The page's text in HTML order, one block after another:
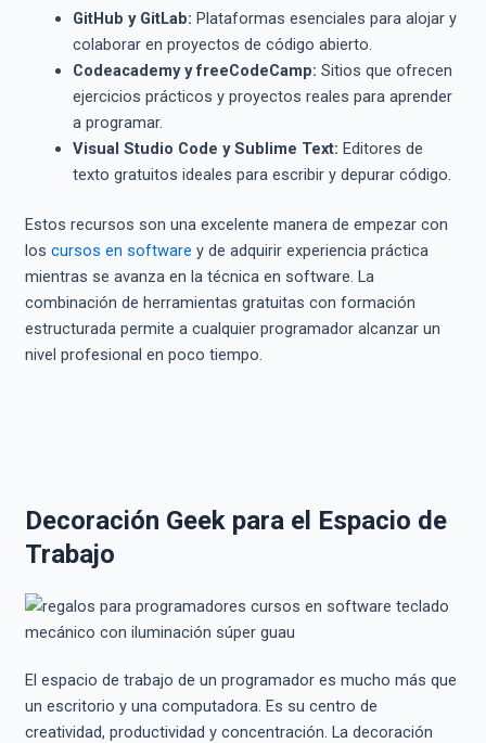
GitHub y GitLab: Plataformas esenciales para alojar y
colaborar en proyectos de código abierto.
Codeacademy y freeCodeCamp: Sitios que ofrecen
ejercicios prácticos y proyectos reales para aprender
a programar.
Visual Studio Code y Sublime Text: Editores de
texto gratuitos ideales para escribir y depurar código.
Estos recursos son una excelente manera de empezar con
los cursos en software y de adquirir experiencia práctica
mientras se avanza en la técnica en software. La
combinación de herramientas gratuitas con formación
estructurada permite a cualquier programador alcanzar un
nivel profesional en poco tiempo.
Decoración Geek para el Espacio de
Trabajo
El espacio de trabajo de un programador es mucho más que
un escritorio y una computadora. Es su centro de
creatividad, productividad y concentración. La decoración